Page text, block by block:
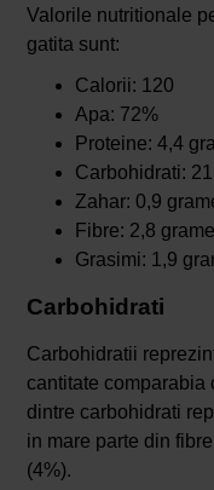
Valorile nutritionale
gatita sunt:
Calorii: 120
Apa: 72%
Proteine: 4,4
Carbohidrati:
Zahar: 0,9
Fibre: 2,8 grame
Grasimi: 1,9
Carbohidrati
Carbohidratii
cantitate comparabia
dintre carbohidrati
in mare parte din
(4%).